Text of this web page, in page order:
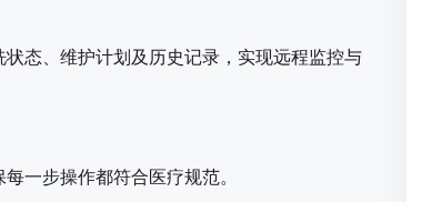
态、维护计划及历史记录，实现远程监控与
一步操作都符合医疗规范。